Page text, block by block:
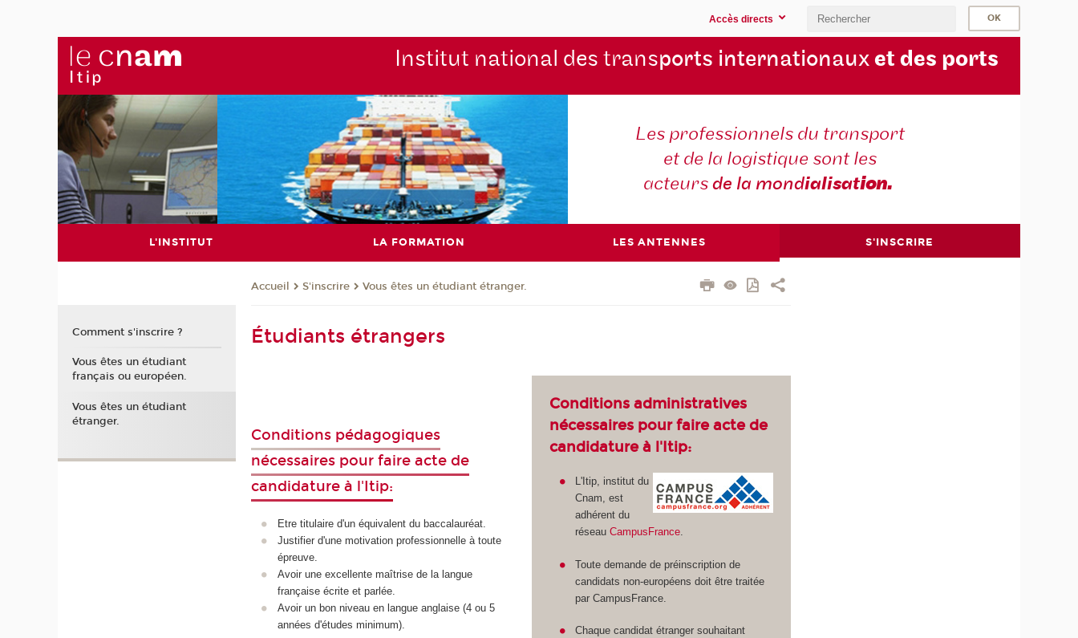
Accès directs
Institut national des transports internationauxet des ports
Les professionnels du transport
et de la logistique sont les
acteursde la mondialisation.
L'INSTITUT LA FORMATION LES ANTENNES S'INSCRIRE
Accueil S'inscrire Vous êtes un étudiant étranger.
Étudiants étrangers
Conditions pédagogiques
nécessaires pour faire acte de
candidature à l'Itip:
Etre titulaire d'un équivalent du baccalauréat.
Justifier d'une motivation professionnelle à toute
épreuve.
Avoir une excellente maîtrise de la langue
française écrite et parlée.
Avoir un bon niveau en langue anglaise (4 ou 5
années d'études minimum).
Conditions administratives
nécessaires pour faire acte de
candidature à l'Itip:
L'Itip, institut du
Cnam, est
adhérent du
réseauCampusFrance.
Toute demande de préinscription de
candidats non-européens doit être traitée
par CampusFrance.
Chaque candidat étranger souhaitant
Comment s'inscrire ?
Vous êtes un étudiant
français ou européen.
Vous êtes un étudiant
étranger.